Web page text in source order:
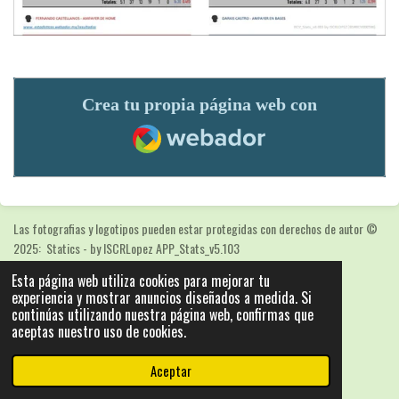
Esta página web utiliza cookies para mejorar tu
experiencia y mostrar anuncios diseñados a medida. Si
continúas utilizando nuestra página web, confirmas que
aceptas nuestro uso de cookies.
Aceptar
Crea tu propia página web con
Webador
Las fotografias y logotipos pueden estar protegidas con derechos de autor©
2025: Statics - by ISCRLopez APP_Stats_v5.103